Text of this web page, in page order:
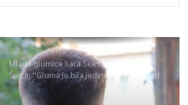
Mlada glumica Sara Seksan u emisiji
Špica: “Gluma je bila jedina opcija, uz rad
i disciplinu sve je moguće”